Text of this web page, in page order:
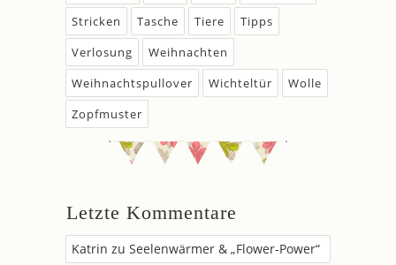
Stricken
Tasche Tiere
Tipps
Verlosung
Weihnachten
Weihnachtspullover
Wichteltür
Wolle
Zopfmuster
Letzte Kommentare
Katrin zu Seelenwärmer & „Flower-Power“